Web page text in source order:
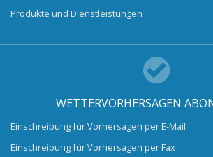
Produkte und Dienstleistungen
WETTERVORHERSAGEN
Einschreibung für Vorhersagen per E-Mail
Einschreibung für Vorhersagen per Fax